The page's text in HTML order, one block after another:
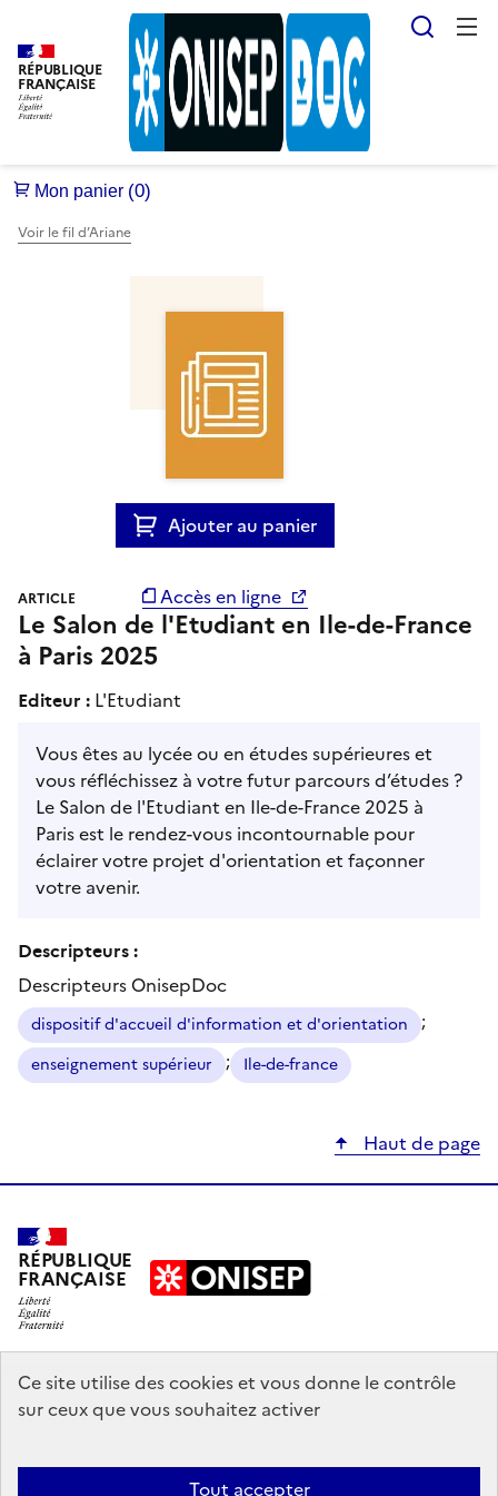
Ce site utilise des cookies et vous donne le contrôle
sur ceux que vous souhaitez activer
Tout accepter
RÉPUBLIQUE
FRANÇAISE
Voir le fil d’Ariane
Ajouter au panier
Accès en ligne
ARTICLE
Le Salon de l'Etudiant en Ile-de-France
à Paris 2025
Editeur : L'Etudiant
Vous êtes au lycée ou en études supérieures et
vous réfléchissez à votre futur parcours d’études ?
Le Salon de l'Etudiant en Ile-de-France 2025 à
Paris est le rendez-vous incontournable pour
éclairer votre projet d'orientation et façonner
votre avenir.
Descripteurs :
Descripteurs OnisepDoc
dispositif d'accueil d'information et d'orientation ;
enseignement supérieur ; Ile-de-france
Haut de page
RÉPUBLIQUE
FRANÇAISE
education.gouv.fr
enseignementsup-recherche.gouv.fr